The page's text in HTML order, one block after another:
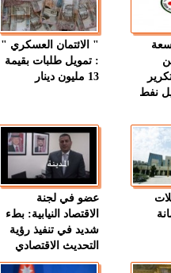
نفط
" الائتمان العسكري "
: تمويل طلبات بقيمة
13 مليون دينار
عضو في لجنة
الاقتصاد النيابية: بطء
شديد في تنفيذ رؤية
التحديث الاقتصادي